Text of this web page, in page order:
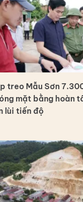
treo Mẫu Sơn
mặt bằng hoàn
lùi tiến độ